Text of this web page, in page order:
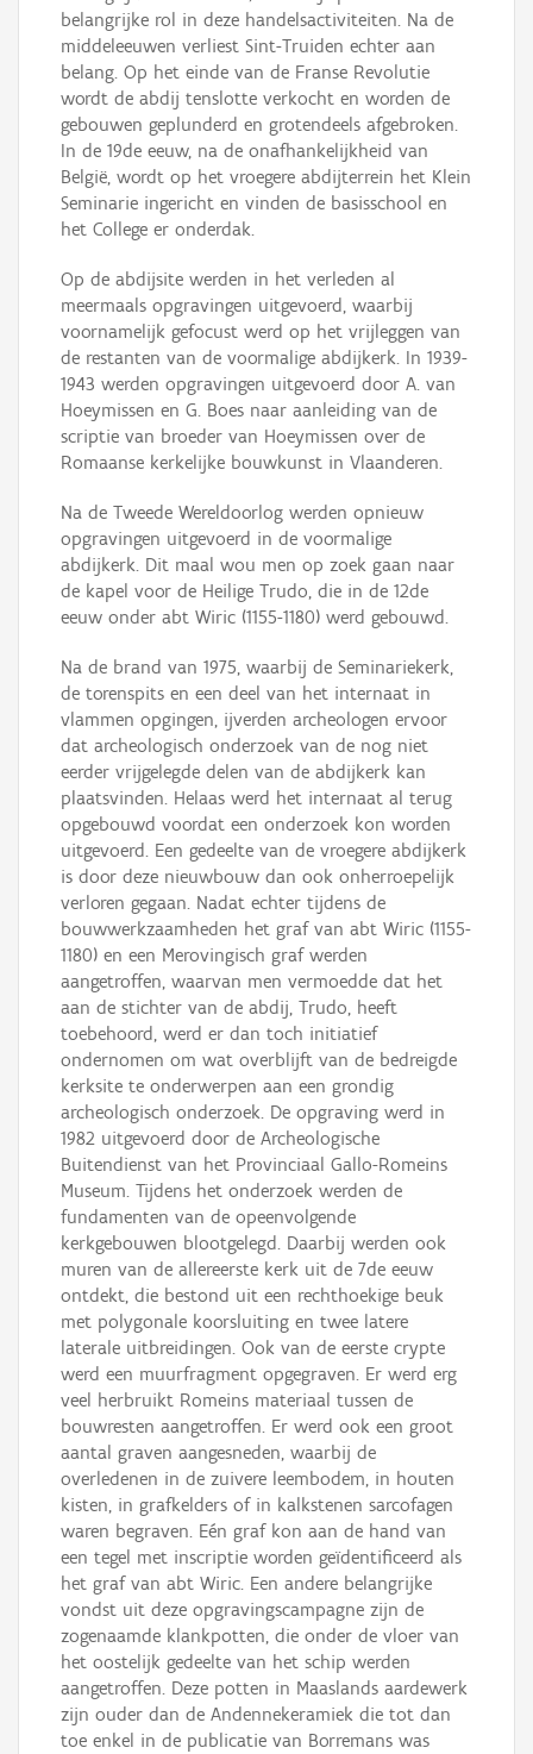
belangrijke rol in deze handelsactiviteiten. Na de
middeleeuwen verliest Sint-Truiden echter aan
belang. Op het einde van de Franse Revolutie
wordt de abdij tenslotte verkocht en worden de
gebouwen geplunderd en grotendeels afgebroken.
In de 19de eeuw, na de onafhankelijkheid van
België, wordt op het vroegere abdijterrein het Klein
Seminarie ingericht en vinden de basisschool en
het College er onderdak.
Op de abdijsite werden in het verleden al
meermaals opgravingen uitgevoerd, waarbij
voornamelijk gefocust werd op het vrijleggen van
de restanten van de voormalige abdijkerk. In 1939-
1943 werden opgravingen uitgevoerd door A. van
Hoeymissen en G. Boes naar aanleiding van de
scriptie van broeder van Hoeymissen over de
Romaanse kerkelijke bouwkunst in Vlaanderen.
Na de Tweede Wereldoorlog werden opnieuw
opgravingen uitgevoerd in de voormalige
abdijkerk. Dit maal wou men op zoek gaan naar
de kapel voor de Heilige Trudo, die in de 12de
eeuw onder abt Wiric (1155-1180) werd gebouwd.
Na de brand van 1975, waarbij de Seminariekerk,
de torenspits en een deel van het internaat in
vlammen opgingen, ijverden archeologen ervoor
dat archeologisch onderzoek van de nog niet
eerder vrijgelegde delen van de abdijkerk kan
plaatsvinden. Helaas werd het internaat al terug
opgebouwd voordat een onderzoek kon worden
uitgevoerd. Een gedeelte van de vroegere abdijkerk
is door deze nieuwbouw dan ook onherroepelijk
verloren gegaan. Nadat echter tijdens de
bouwwerkzaamheden het graf van abt Wiric (1155-
1180) en een Merovingisch graf werden
aangetroffen, waarvan men vermoedde dat het
aan de stichter van de abdij, Trudo, heeft
toebehoord, werd er dan toch initiatief
ondernomen om wat overblijft van de bedreigde
kerksite te onderwerpen aan een grondig
archeologisch onderzoek. De opgraving werd in
1982 uitgevoerd door de Archeologische
Buitendienst van het Provinciaal Gallo-Romeins
Museum. Tijdens het onderzoek werden de
fundamenten van de opeenvolgende
kerkgebouwen blootgelegd. Daarbij werden ook
muren van de allereerste kerk uit de 7de eeuw
ontdekt, die bestond uit een rechthoekige beuk
met polygonale koorsluiting en twee latere
laterale uitbreidingen. Ook van de eerste crypte
werd een muurfragment opgegraven. Er werd erg
veel herbruikt Romeins materiaal tussen de
bouwresten aangetroffen. Er werd ook een groot
aantal graven aangesneden, waarbij de
overledenen in de zuivere leembodem, in houten
kisten, in grafkelders of in kalkstenen sarcofagen
waren begraven. Eén graf kon aan de hand van
een tegel met inscriptie worden geïdentificeerd als
het graf van abt Wiric. Een andere belangrijke
vondst uit deze opgravingscampagne zijn de
zogenaamde klankpotten, die onder de vloer van
het oostelijk gedeelte van het schip werden
aangetroffen. Deze potten in Maaslands aardewerk
zijn ouder dan de Andennekeramiek die tot dan
toe enkel in de publicatie van Borremans was